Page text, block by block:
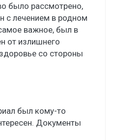
было рассмотрено,
с лечением в родном
важное, был в
от излишнего
со стороны
был кому-то
Документы